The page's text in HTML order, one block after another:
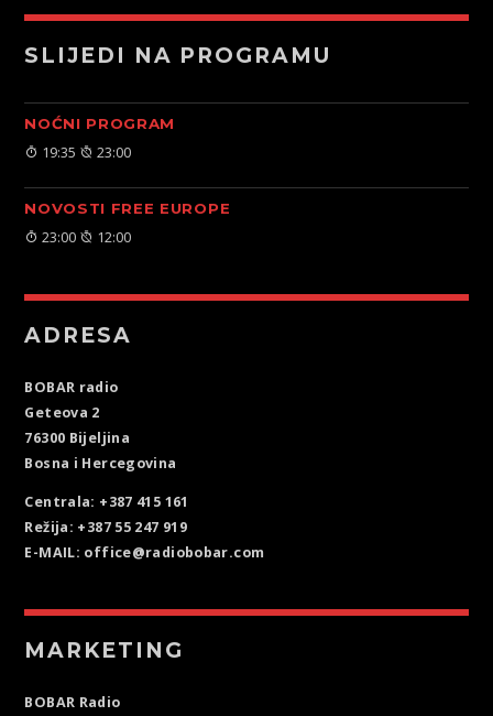
SLIJEDI NA PROGRAMU
NOĆNI PROGRAM
19:35 23:00
NOVOSTI FREE EUROPE
23:00 12:00
ADRESA
BOBAR radio
Geteova 2
76300 Bijeljina
Bosna i Hercegovina
Centrala: +387 415 161
Režija: +387 55 247 919
E-MAIL: office@radiobobar.com
MARKETING
BOBAR Radio